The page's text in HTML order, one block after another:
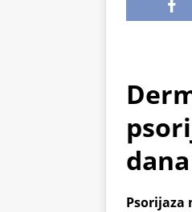
Psorijaza